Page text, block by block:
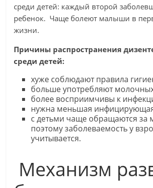
среди детей: каждый второй
ребенок. Чаще болеют малыши в
жизни.
Причины распространения
среди детей:
хуже соблюдают правила
больше употребляют
более восприимчивы к
нужна меньшая
с детьми чаще обращаются
поэтому заболеваемость у
учитывается.
Механизм